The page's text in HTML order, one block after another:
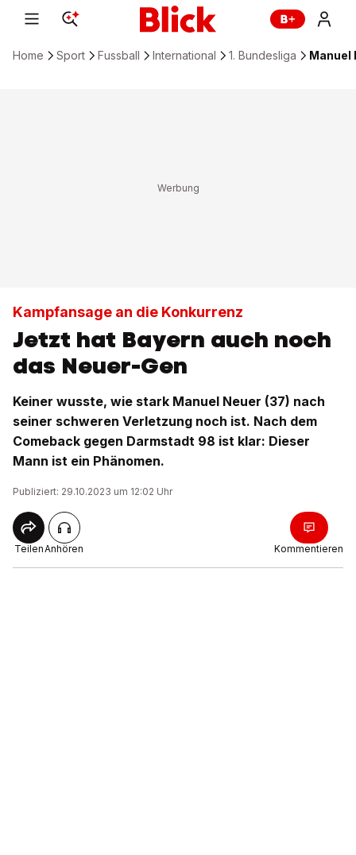
Home Sport Fussball International 1. Bundesliga Manuel
Kampfansage an die Konkurrenz
Jetzt hat Bayern auch noch
das Neuer-Gen
Keiner wusste, wie stark Manuel Neuer (37) nach
seiner schweren Verletzung noch ist. Nach dem
Comeback gegen Darmstadt 98 ist klar: Dieser
Mann ist ein Phänomen.
Publiziert: 29.10.2023 um 12:02 Uhr
TeilenAnhören Kommentieren